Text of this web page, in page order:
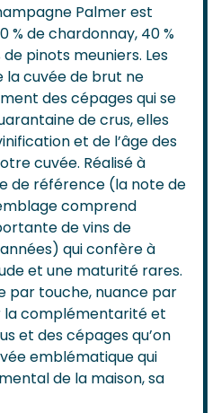
Palmer est
% de chardonnay, 40 %
pinots meuniers. Les
la cuvée de brut ne
des cépages qui se
de crus, elles
et de l’âge des
cuvée. Réalisé à
de référence (la note de
comprend
de vins de
qui confère à
et une maturité rares.
par touche, nuance par
la complémentarité et
et des cépages qu’on
emblématique qui
de la maison, sa